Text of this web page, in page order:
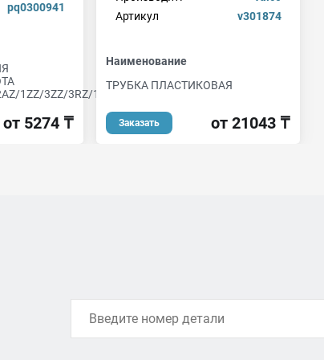
pq0300941
1ZZ/3ZZ/3RZ/1GFE
от 5274 ₸
Артикул
v301874
Наименование
ТРУБКА ПЛАСТИКОВАЯ
Заказать от 21043 ₸